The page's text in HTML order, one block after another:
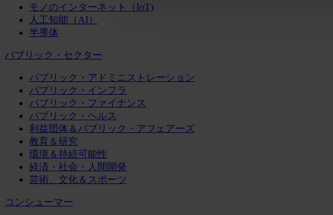
モノのインターネット（IoT)
人工知能（AI）
半導体
パブリック・セクター
パブリック・アドミニストレーション
パブリック・インフラ
パブリック・ファイナンス
パブリック・ヘルス
利益団体＆パブリック・アフェアーズ
教育＆研究
環境＆持続可能性
経済・社会・人間開発
芸術、文化＆スポーツ
コンシューマー